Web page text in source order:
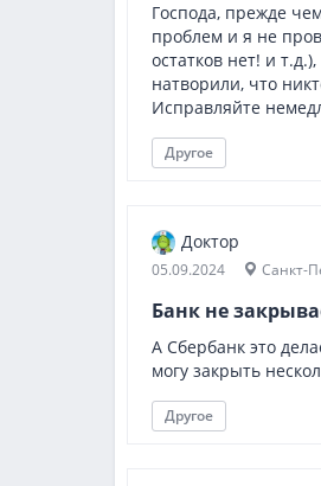
Господа, прежде
проблем и я не
остатков нет! и
натворили, что
Исправляйте
Другое
Доктор
05.09.2024 Санкт-
Банк не
А Сбербанк это
могу закрыть
Другое